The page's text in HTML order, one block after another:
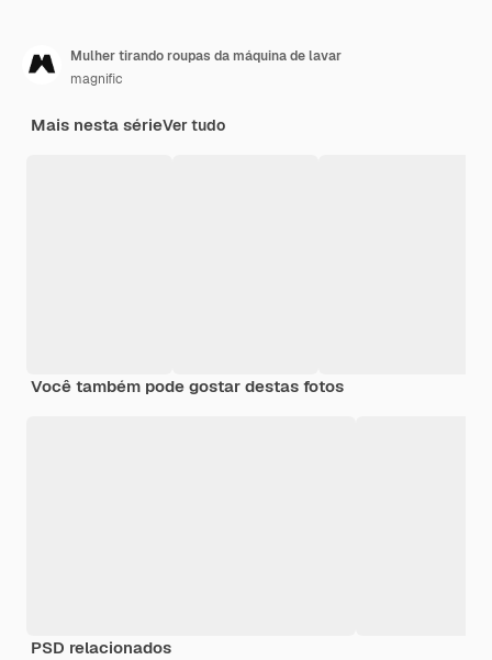
Mulher tirando roupas da máquina de lavar
magnific
Mais nesta sérieVer tudo
Você também pode gostar destas fotos
PSD relacionados